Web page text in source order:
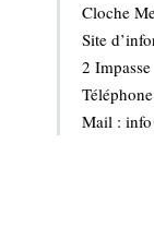
Cloche
Site
2
Mail :